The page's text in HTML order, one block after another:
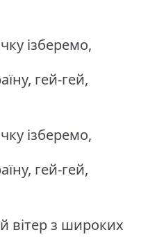
ізберемо,
гей-гей,
ізберемо,
гей-гей,
вітер з широких